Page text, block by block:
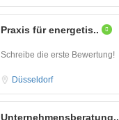
Praxis für energetis..
Schreibe die erste Bewertung!
Düsseldorf
Unternehmensberatung..